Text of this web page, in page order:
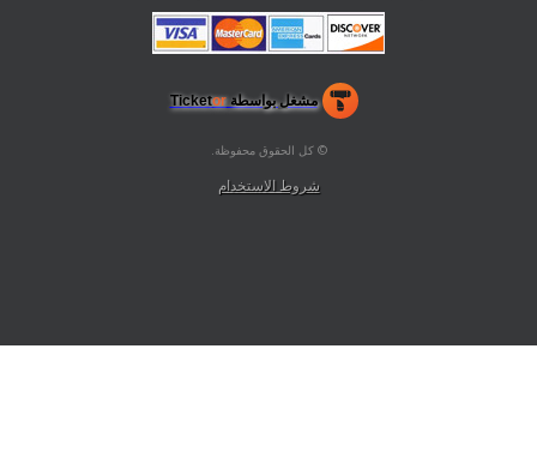
مشغل بواسطة Ticketor
التذاكر وصناديق التذاكر للأماكن والمسارح والساحات
© كل الحقوق محفوظة.
شروط الاستخدام